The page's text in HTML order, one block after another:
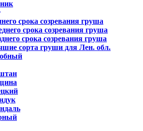
срока созревания груша
срока созревания груша
срока созревания груша
сорта груши для Лен. обл.